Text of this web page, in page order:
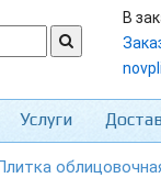
В
Услуги